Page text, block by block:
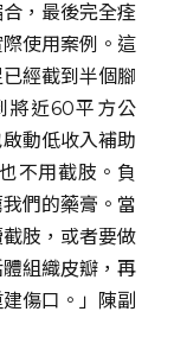
，最後完全痊
使用案例。這
經截到半個腳
將近60平方公
動低收入補助
不用截肢。負
們的藥膏。當
肢，或者要做
組織皮瓣，再
傷口。」陳副